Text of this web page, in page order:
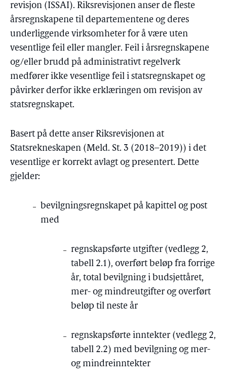
revisjon (ISSAI). Riksrevisjonen anser de fleste
årsregnskapene til departementene og deres
underliggende virksomheter for å være uten
vesentlige feil eller mangler. Feil i årsregnskapene
og/eller brudd på administrativt regelverk
medfører ikke vesentlige feil i statsregnskapet og
påvirker derfor ikke erklæringen om revisjon av
statsregnskapet.
Basert på dette anser Riksrevisjonen at
Statsrekneskapen (Meld. St. 3 (2018–2019)) i det
vesentlige er korrekt avlagt og presentert. Dette
gjelder:
bevilgningsregnskapet på kapittel og post
med
regnskapsførte utgifter (vedlegg 2,
tabell 2.1), overført beløp fra forrige
år, total bevilgning i budsjettåret,
mer- og mindreutgifter og overført
beløp til neste år
regnskapsførte inntekter (vedlegg 2,
tabell 2.2) med bevilgning og mer-
og mindreinntekter